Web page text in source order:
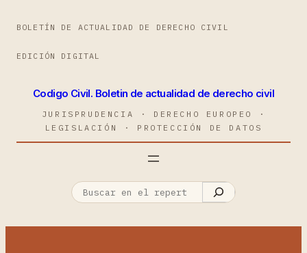
BOLETÍN DE ACTUALIDAD DE DERECHO CIVIL
EDICIÓN DIGITAL
Codigo Civil. Boletin de actualidad de derecho civil
JURISPRUDENCIA · DERECHO EUROPEO ·
LEGISLACIÓN · PROTECCIÓN DE DATOS